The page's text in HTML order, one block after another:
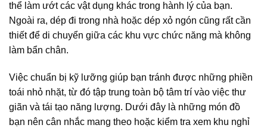
thể làm ướt các vật dụng khác trong hành lý của bạn.
Ngoài ra, dép đi trong nhà hoặc dép xỏ ngón cũng rất cần
thiết để di chuyển giữa các khu vực chức năng mà không
làm bẩn chân.
Việc chuẩn bị kỹ lưỡng giúp bạn tránh được những phiền
toái nhỏ nhặt, từ đó tập trung toàn bộ tâm trí vào việc thư
giãn và tái tạo năng lượng. Dưới đây là những món đồ
bạn nên cân nhắc mang theo hoặc kiểm tra xem khu nghỉ